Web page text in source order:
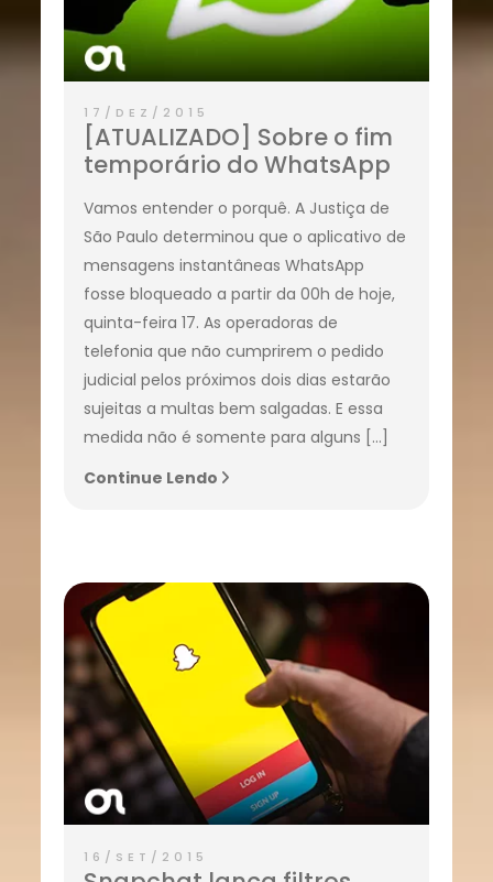
17/DEZ/2015
[ATUALIZADO] Sobre o fim
temporário do WhatsApp
Vamos entender o porquê. A Justiça de
São Paulo determinou que o aplicativo de
mensagens instantâneas WhatsApp
fosse bloqueado a partir da 00h de hoje,
quinta-feira 17. As operadoras de
telefonia que não cumprirem o pedido
judicial pelos próximos dois dias estarão
sujeitas a multas bem salgadas. E essa
medida não é somente para alguns […]
Continue Lendo
16/SET/2015